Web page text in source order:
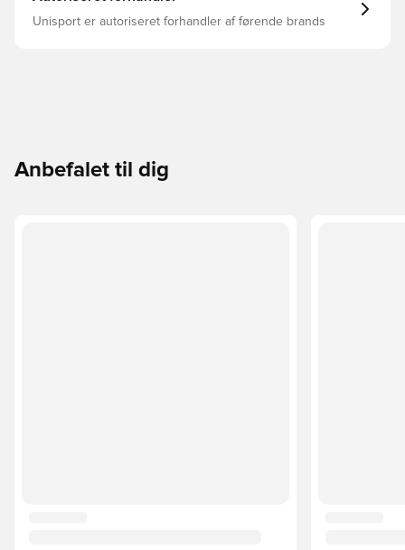
Unisport er autoriseret forhandler af førende brands
Anbefalet til dig